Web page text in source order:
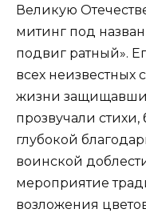
Великую
митинг под
подвиг ратный».
всех неизвестных
жизни
прозвучали
глубокой
воинской
мероприятие
возложения